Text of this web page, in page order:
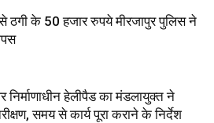
ठगी के 50 हजार रुपये मीरजापुर पुलिस ने
निर्माणाधीन हेलीपैड का मंडलायुक्त ने
समय से कार्य पूरा कराने के निर्देश